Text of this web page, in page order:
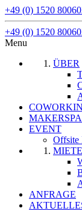
+49 (0) 1520
+49 (0) 1520
Menu
ÜBER
EVENT
Offsite
ANFRAGE